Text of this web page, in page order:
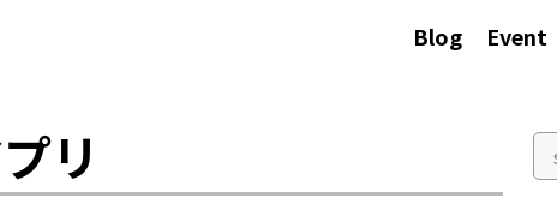
Blog Event
リ